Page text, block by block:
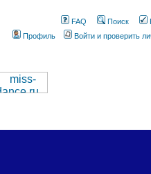
FAQ Поиск
Профиль
Войти и проверить